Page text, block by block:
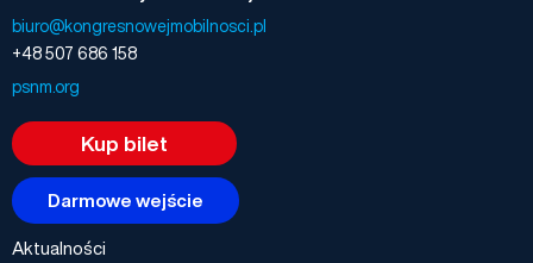
biuro@kongresnowejmobilnosci.pl
+48 507 686 158
psnm.org
Kup bilet
Darmowe wejście
Aktualności